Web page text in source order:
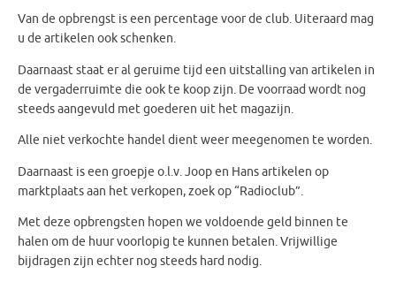
Van de opbrengst is een percentage voor de club. Uiteraard mag
u de artikelen ook schenken.
Daarnaast staat er al geruime tijd een uitstalling van artikelen in
de vergaderruimte die ook te koop zijn. De voorraad wordt nog
steeds aangevuld met goederen uit het magazijn.
Alle niet verkochte handel dient weer meegenomen te worden.
Daarnaast is een groepje o.l.v. Joop en Hans artikelen op
marktplaats aan het verkopen, zoek op “Radioclub”.
Met deze opbrengsten hopen we voldoende geld binnen te
halen om de huur voorlopig te kunnen betalen. Vrijwillige
bijdragen zijn echter nog steeds hard nodig.